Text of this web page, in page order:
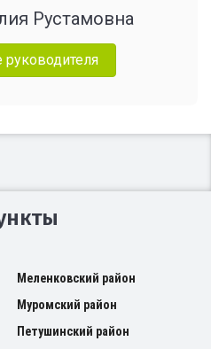
Рустамовна
Меленковский район
Муромский район
Петушинский район